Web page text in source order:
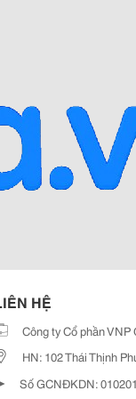
HỆ
Công ty Cổ phần VNP
HN: 102 Thái Thịnh
Số GCNĐKDN: